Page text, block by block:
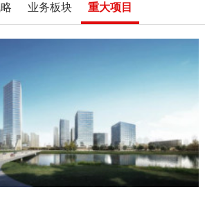
业务板块 重大项目